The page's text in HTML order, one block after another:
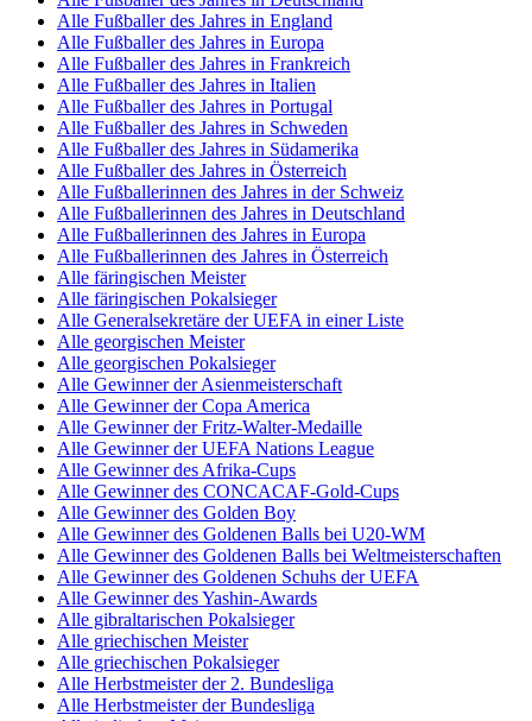
Alle Fußballer des Jahres in England
Alle Fußballer des Jahres in Europa
Alle Fußballer des Jahres in Frankreich
Alle Fußballer des Jahres in Italien
Alle Fußballer des Jahres in Portugal
Alle Fußballer des Jahres in Schweden
Alle Fußballer des Jahres in Südamerika
Alle Fußballer des Jahres in Österreich
Alle Fußballerinnen des Jahres in der Schweiz
Alle Fußballerinnen des Jahres in Deutschland
Alle Fußballerinnen des Jahres in Europa
Alle Fußballerinnen des Jahres in Österreich
Alle färingischen Meister
Alle färingischen Pokalsieger
Alle Generalsekretäre der UEFA in einer Liste
Alle georgischen Meister
Alle georgischen Pokalsieger
Alle Gewinner der Asienmeisterschaft
Alle Gewinner der Copa America
Alle Gewinner der Fritz-Walter-Medaille
Alle Gewinner der UEFA Nations League
Alle Gewinner des Afrika-Cups
Alle Gewinner des CONCACAF-Gold-Cups
Alle Gewinner des Golden Boy
Alle Gewinner des Goldenen Balls bei U20-WM
Alle Gewinner des Goldenen Balls bei Weltmeisterschaften
Alle Gewinner des Goldenen Schuhs der UEFA
Alle Gewinner des Yashin-Awards
Alle gibraltarischen Pokalsieger
Alle griechischen Meister
Alle griechischen Pokalsieger
Alle Herbstmeister der 2. Bundesliga
Alle Herbstmeister der Bundesliga